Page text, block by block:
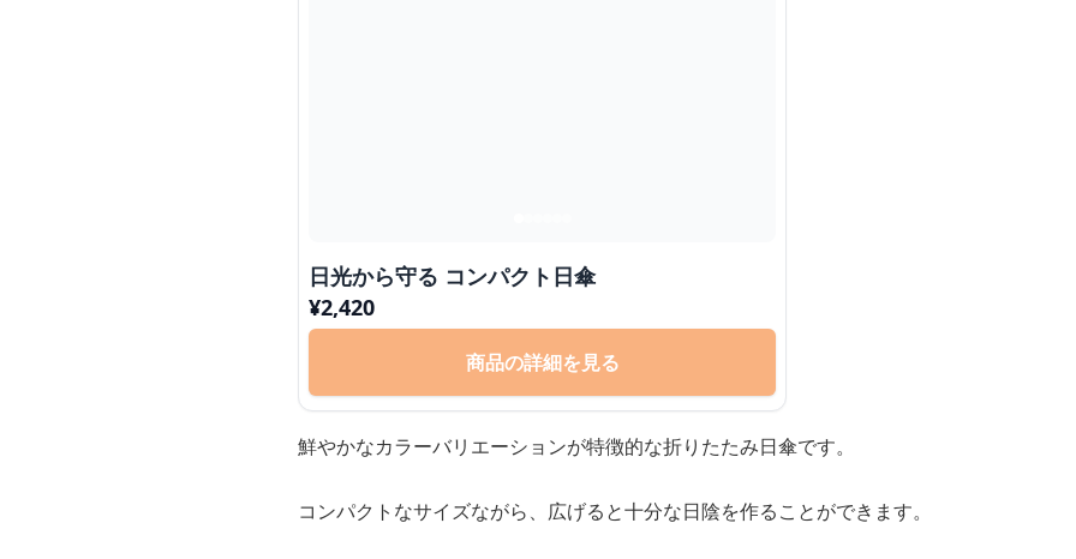
日光から守る コンパクト日傘
¥2,420
商品の詳細を見る
鮮やかなカラーバリエーションが特徴的な折りたたみ日傘です。
コンパクトなサイズながら、広げると十分な日陰を作ることができます。